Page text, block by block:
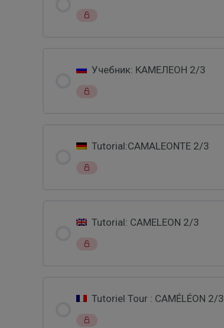
Учебник: КАМЕЛЕОН 2/3
Tutorial:CAMALEONTE 2/3
Tutorial: CAMELEON 2/3
Tutoriel Tour : CAMÉLÉON 2/3